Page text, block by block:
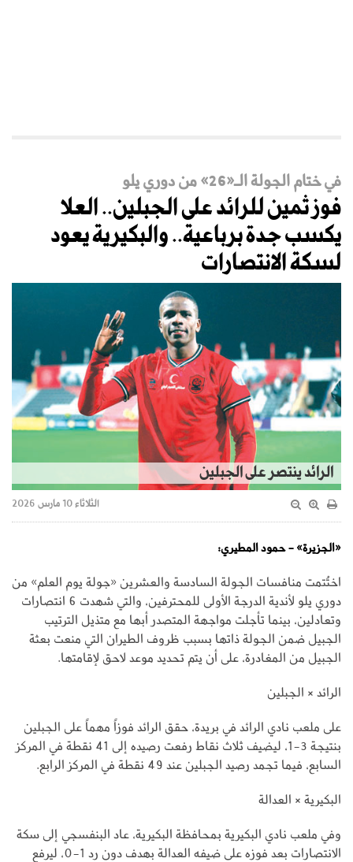
في ختام الجولة الـ«26» من دوري يلو
فوز ثمين للرائد على الجبلين.. العلا
يكسب جدة برباعية.. والبكيرية يعود
لسكة الانتصارات
الرائد ينتصر على الجبلين
الثلاثاء 10 مارس 2026
«الجزيرة» - حمود المطيري:
اختُتمت منافسات الجولة السادسة والعشرين «جولة يوم العلم» من
دوري يلو لأندية الدرجة الأولى للمحترفين، والتي شهدت 6 انتصارات
وتعادلين، بينما تأجلت مواجهة المتصدر أبها مع متذيل الترتيب
الجبيل ضمن الجولة ذاتها بسبب ظروف الطيران التي منعت بعثة
الجبيل من المغادرة، على أن يتم تحديد موعد لاحق لإقامتها.
الرائد × الجبلين
على ملعب نادي الرائد في بريدة، حقق الرائد فوزاً مهماً على الجبلين
بنتيجة 3-1، ليضيف ثلاث نقاط رفعت رصيده إلى 41 نقطة في المركز
السابع، فيما تجمد رصيد الجبلين عند 49 نقطة في المركز الرابع.
البكيرية × العدالة
وفي ملعب نادي البكيرية بمحافظة البكيرية، عاد البنفسجي إلى سكة
الانتصارات بعد فوزه على ضيفه العدالة بهدف دون رد 1-0، ليرفع